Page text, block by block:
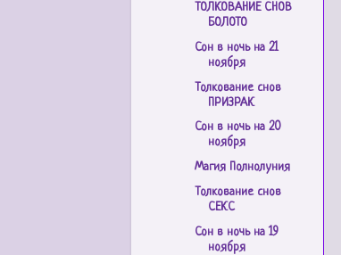
ТОЛКОВАНИЕ СНОВ
БОЛОТО
Сон в ночь на 21
ноября
Толкование снов
ПРИЗРАК
Сон в ночь на 20
ноября
Магия Полнолуния
Толкование снов
СЕКС
Сон в ночь на 19
ноября